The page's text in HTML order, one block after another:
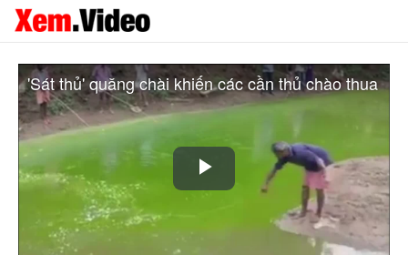
Play
Video
'Sát thủ' quăng chài khiến các cần thủ chào thua